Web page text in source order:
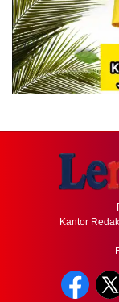
Kantor